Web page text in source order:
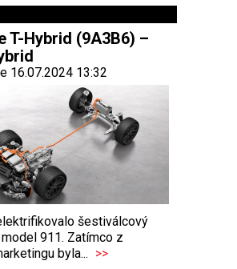
T-Hybrid (9A3B6) –
16.07.2024 13:32
šestiválcový
911. Zatímco z
byla... >>